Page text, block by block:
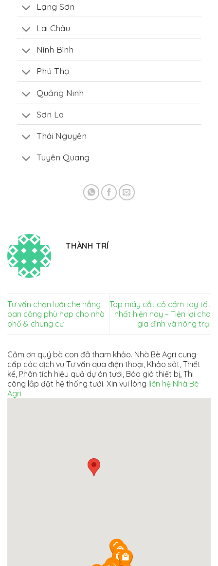
Lạng Sơn
Lai Châu
Ninh Bình
Phú Thọ
Quảng Ninh
Sơn La
Thái Nguyên
Tuyên Quang
THÀNH TRÍ
Tư vấn chọn lưới che nắng
ban công phù hợp cho nhà
phố & chung cư
Top máy cắt cỏ cầm tay tốt
nhất hiện nay – Tiện lợi cho
gia đình và nông trại
Cảm ơn quý bà con đã tham khảo. Nhà Bè Agri cung
cấp các dịch vụ Tư vấn qua điện thoại, Khảo sát, Thiết
kế, Phân tích hiệu quả dự án tưới, Báo giá thiết bị, Thi
công lắp đặt hệ thống tưới. Xin vui lòng liên hệ Nhà Bè
Agri